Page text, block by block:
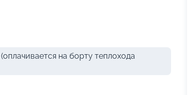
на борту теплохода